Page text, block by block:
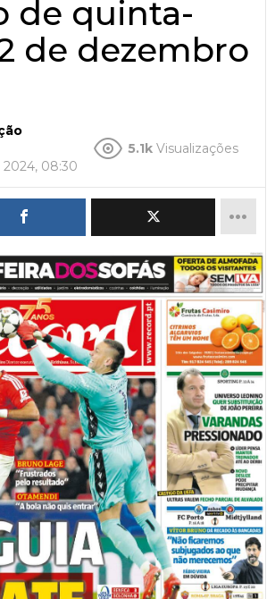
de quinta-
de dezembro
08:30
5.1k Visualizações